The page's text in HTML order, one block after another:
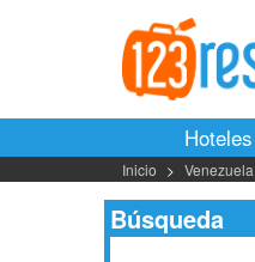
Hoteles
Inicio Venezuela
Búsqueda